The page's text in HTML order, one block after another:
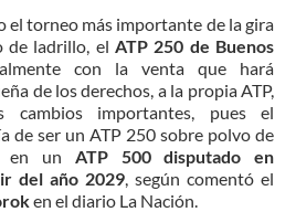
el torneo más importante de la gira
de ladrillo, el ATP 250 de Buenos
con la venta que hará
de los derechos, a la propia ATP,
cambios importantes, pues el
de ser un ATP 250 sobre polvo de
en un ATP 500 disputado en
del año 2029 , según comentó el
en el diario La Nación.